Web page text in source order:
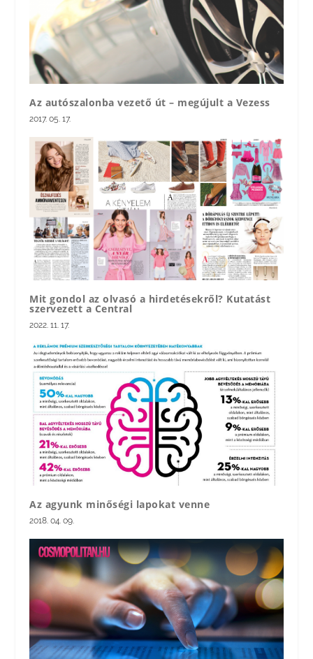
Az autószalonba vezető út – megújult a Vezess
2017. 05. 17.
Mit gondol az olvasó a hirdetésekről? Kutatást
szervezett a Central
2022. 11. 17.
Az agyunk minőségi lapokat venne
2018. 04. 09.